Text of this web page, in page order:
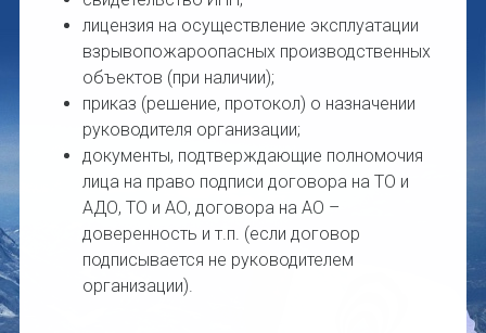
лицензия на осуществление эксплуатации
взрывопожароопасных производственных
объектов (при наличии);
приказ (решение, протокол) о назначении
руководителя организации;
документы, подтверждающие полномочия
лица на право подписи договора на ТО и
АДО, ТО и АО, договора на АО –
доверенность и т.п. (если договор
подписывается не руководителем
организации).